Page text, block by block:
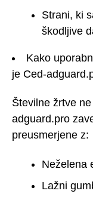
Strani, ki
škodljive
Kako
je Ced-
Številne žrtve
adguard.pro
preusmerjene z:
Neželena
Lažni